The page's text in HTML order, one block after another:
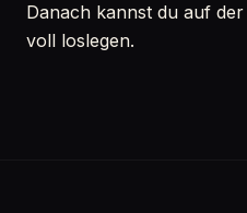
Danach kannst du auf
voll loslegen.